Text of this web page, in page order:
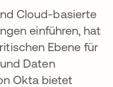
Cloud-basierte
einführen, hat
Ebene für
Daten
Okta bietet